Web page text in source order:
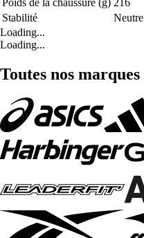
Stabilité
Neutre
Loading...
Loading...
Toutes nos marques